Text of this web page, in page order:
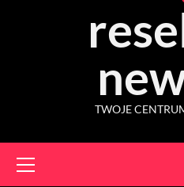
TWOJE
Menu